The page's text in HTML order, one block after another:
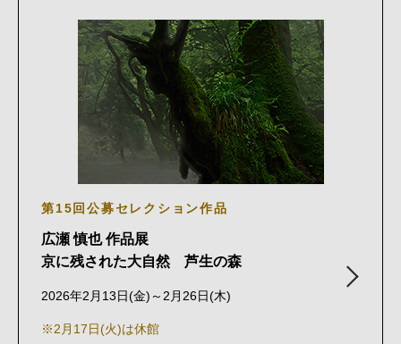
第15回公募セレクション作品
広瀬 慎也 作品展
京に残された大自然 芦生の森
2026年2月13日(金)～2月26日(木)
※2月17日(火)は休館